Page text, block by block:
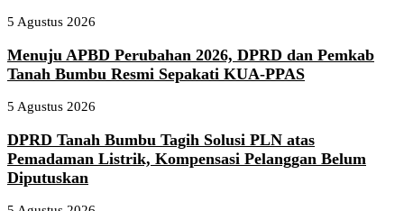
5 Agustus 2026
Menuju APBD Perubahan 2026, DPRD dan Pemkab
Tanah Bumbu Resmi Sepakati KUA-PPAS
5 Agustus 2026
DPRD Tanah Bumbu Tagih Solusi PLN atas
Pemadaman Listrik, Kompensasi Pelanggan Belum
Diputuskan